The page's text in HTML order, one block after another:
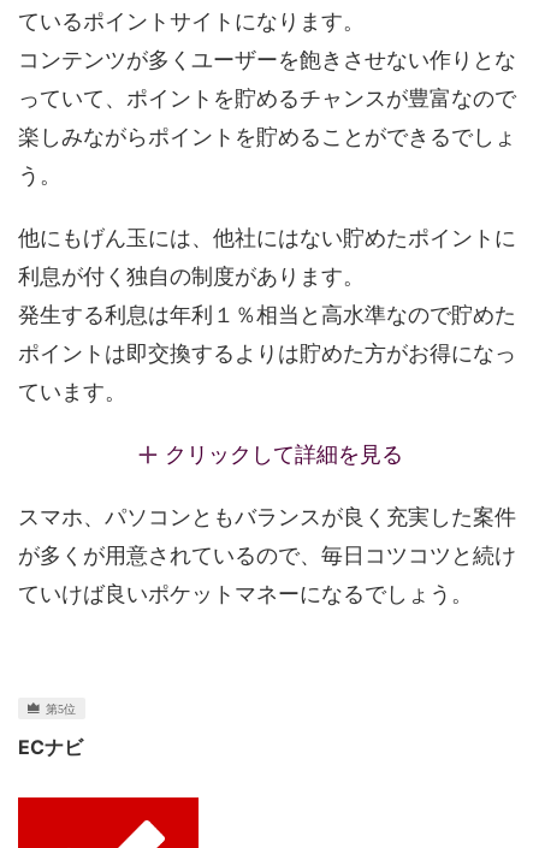
ているポイントサイトになります。
コンテンツが多くユーザーを飽きさせない作りとな
っていて、ポイントを貯めるチャンスが豊富なので
楽しみながらポイントを貯めることができるでしょ
う。
他にもげん玉には、他社にはない貯めたポイントに
利息が付く独自の制度があります。
発生する利息は年利１％相当と高水準なので貯めた
ポイントは即交換するよりは貯めた方がお得になっ
ています。
クリックして詳細を見る
スマホ、パソコンともバランスが良く充実した案件
が多くが用意されているので、毎日コツコツと続け
ていけば良いポケットマネーになるでしょう。
ECナビ